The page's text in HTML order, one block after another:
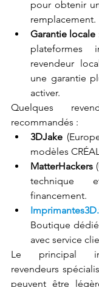
pour obtenir
remplacement.
Garantie locale
plateformes
revendeur
une garantie
activer.
Quelques
recommandés :
3DJake
modèles
MatterHackers
technique
financement.
Boutique
avec service
Le principal
revendeurs
peuvent être